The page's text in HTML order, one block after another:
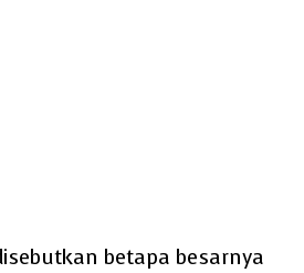
betapa besarnya